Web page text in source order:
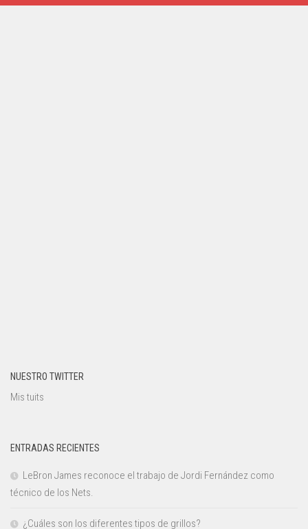
NUESTRO TWITTER
Mis tuits
ENTRADAS RECIENTES
LeBron James reconoce el trabajo de Jordi Fernández como
técnico de los Nets.
¿Cuáles son los diferentes tipos de grillos?